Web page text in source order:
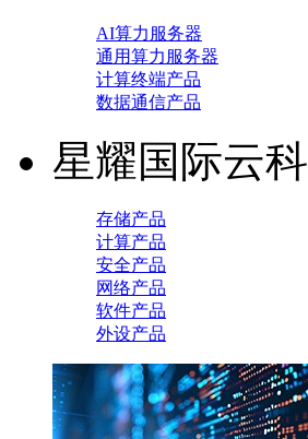
AI算力服务器
通用算力服务器
计算终端产品
数据通信产品
星耀国际云科
存储产品
计算产品
安全产品
网络产品
软件产品
外设产品